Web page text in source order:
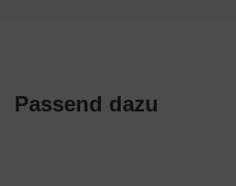
Passend dazu